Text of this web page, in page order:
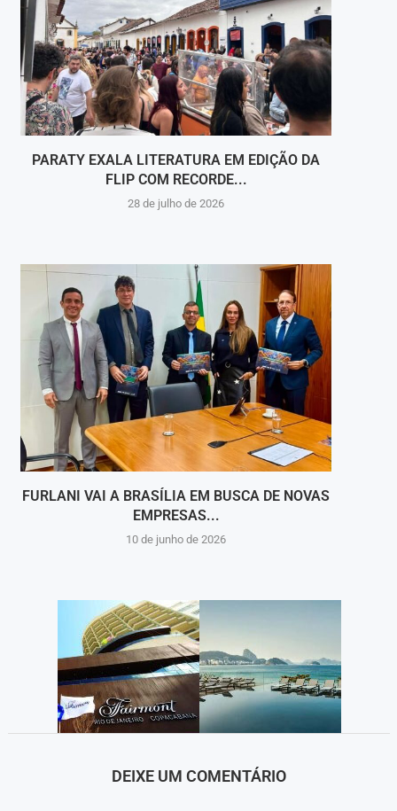
PARATY EXALA LITERATURA EM EDIÇÃO DA
FLIP COM RECORDE...
28 de julho de 2026
FURLANI VAI A BRASÍLIA EM BUSCA DE NOVAS
EMPRESAS...
10 de junho de 2026
DEIXE UM COMENTÁRIO